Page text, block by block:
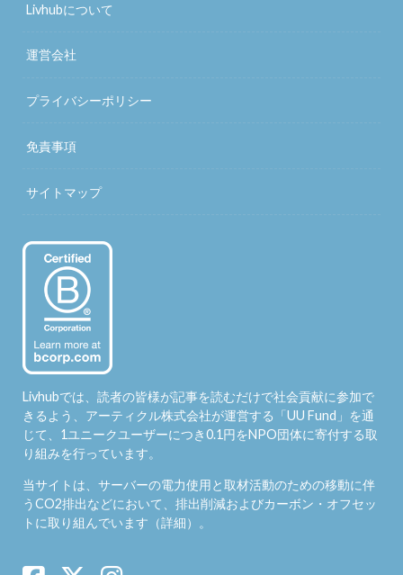
Livhubについて
運営会社
プライバシーポリシー
免責事項
サイトマップ
Livhubでは、読者の皆様が記事を読むだけで社会貢献に参加で
きるよう、アーティクル株式会社が運営する「UU Fund 」を通
じて、1ユニークユーザーにつき0.1円をNPO団体に寄付する取
り組みを行っています。
当サイトは、サーバーの電力使用と取材活動のための移動に伴
うCO2排出などにおいて、排出削減およびカーボン・オフセッ
トに取り組んでいます（詳細）。